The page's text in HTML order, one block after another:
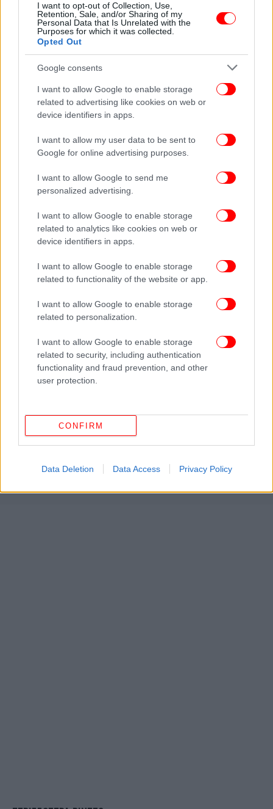
I want to opt-out of Collection, Use,
Retention, Sale, and/or Sharing of my
Personal Data that Is Unrelated with the
Purposes for which it was collected.
Opted Out
Google consents
I want to allow Google to enable storage
related to advertising like cookies on web or
device identifiers in apps.
I want to allow my user data to be sent to
Google for online advertising purposes.
I want to allow Google to send me
personalized advertising.
I want to allow Google to enable storage
related to analytics like cookies on web or
device identifiers in apps.
I want to allow Google to enable storage
related to functionality of the website or app.
I want to allow Google to enable storage
related to personalization.
I want to allow Google to enable storage
related to security, including authentication
functionality and fraud prevention, and other
user protection.
CONFIRM
Data Deletion Data Access Privacy Policy
ότι η ιατρική δεν έχει ποτέ ένα μόνο σενάριο. Ο
γιατρός οφείλει να εξετάζει όλες τις πιθανότητες —
από την αλλεργία μέχρι την τοξικότητα και τη
λοίμωξη— και να λαμβάνει υπόψη την ατομική
ευαλωτότητα κάθε ασθενούς. Η έγκαιρη διάγνωση
και η σωστή αντιμετώπιση μπορούν να κάνουν τη
διαφορά ανάμεσα στη ζωή και τον θάνατο»,
καταλήγει η κ. Σολιδάκη.